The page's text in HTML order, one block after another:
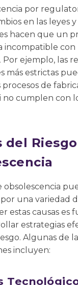
por
en las leyes y
hacen que un
incompatible con
Por ejemplo, las
más estrictas
de
no cumplen con
del
obsolescencia
una variedad
estas causas es
estrategias
Algunas de
incluyen: